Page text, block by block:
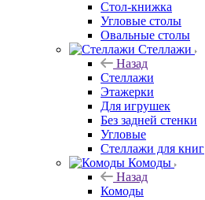
Стол-книжка
Угловые столы
Овальные столы
Стеллажи
Назад
Стеллажи
Этажерки
Для игрушек
Без задней стенки
Угловые
Стеллажи для книг
Комоды
Назад
Комоды